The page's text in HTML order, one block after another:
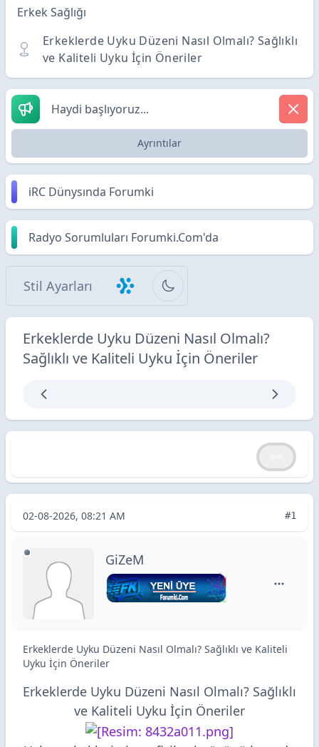
Erkek Sağlığı
Erkeklerde Uyku Düzeni Nasıl Olmalı? Sağlıklı
ve Kaliteli Uyku İçin Öneriler
Haydi başlıyoruz...
Ayrıntılar
iRC Dünysında Forumki
Radyo Sorumluları Forumki.Com'da
Stil Ayarları
Erkeklerde Uyku Düzeni Nasıl Olmalı?
Sağlıklı ve Kaliteli Uyku İçin Öneriler
Erkeklerde Uyku Düzeni Nasıl Olmalı? Sağlıklı ve
02-08-2026, 08:21 AM #1
GiZeM
Erkeklerde Uyku Düzeni Nasıl Olmalı? Sağlıklı ve Kaliteli
Uyku İçin Öneriler
Erkeklerde Uyku Düzeni Nasıl Olmalı? Sağlıklı
ve Kaliteli Uyku İçin Öneriler